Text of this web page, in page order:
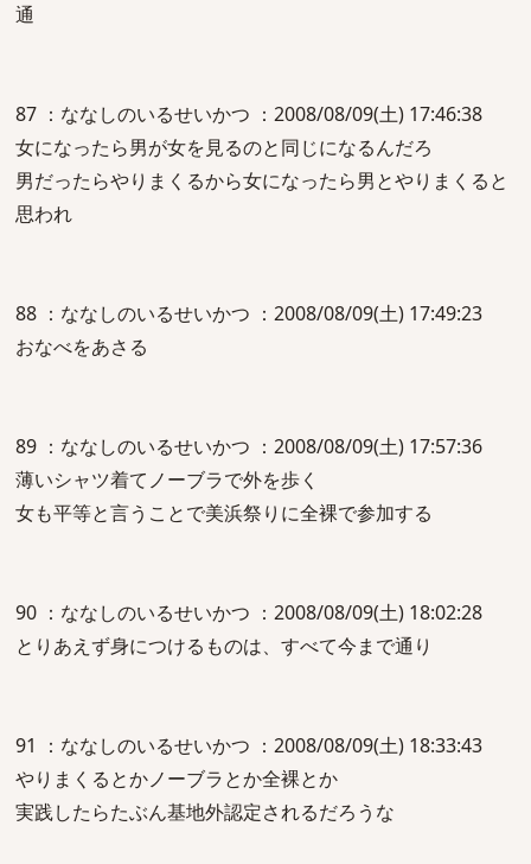
通
87 ：ななしのいるせいかつ ：2008/08/09(土) 17:46:38
女になったら男が女を見るのと同じになるんだろ
男だったらやりまくるから女になったら男とやりまくると
思われ
88 ：ななしのいるせいかつ ：2008/08/09(土) 17:49:23
おなべをあさる
89 ：ななしのいるせいかつ ：2008/08/09(土) 17:57:36
薄いシャツ着てノーブラで外を歩く
女も平等と言うことで美浜祭りに全裸で参加する
90 ：ななしのいるせいかつ ：2008/08/09(土) 18:02:28
とりあえず身につけるものは、すべて今まで通り
91 ：ななしのいるせいかつ ：2008/08/09(土) 18:33:43
やりまくるとかノーブラとか全裸とか
実践したらたぶん基地外認定されるだろうな